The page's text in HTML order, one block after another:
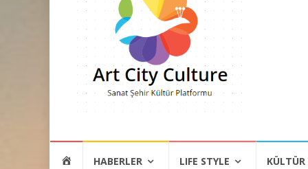
atla
HOMEHABERLER LIFE STYLE